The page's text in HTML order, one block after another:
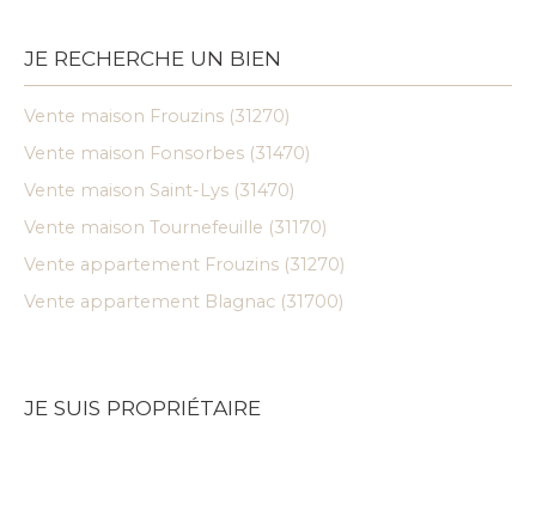
JE RECHERCHE UN BIEN
Vente maison Frouzins (31270)
Vente maison Fonsorbes (31470)
Vente maison Saint-Lys (31470)
Vente maison Tournefeuille (31170)
Vente appartement Frouzins (31270)
Vente appartement Blagnac (31700)
JE SUIS PROPRIÉTAIRE